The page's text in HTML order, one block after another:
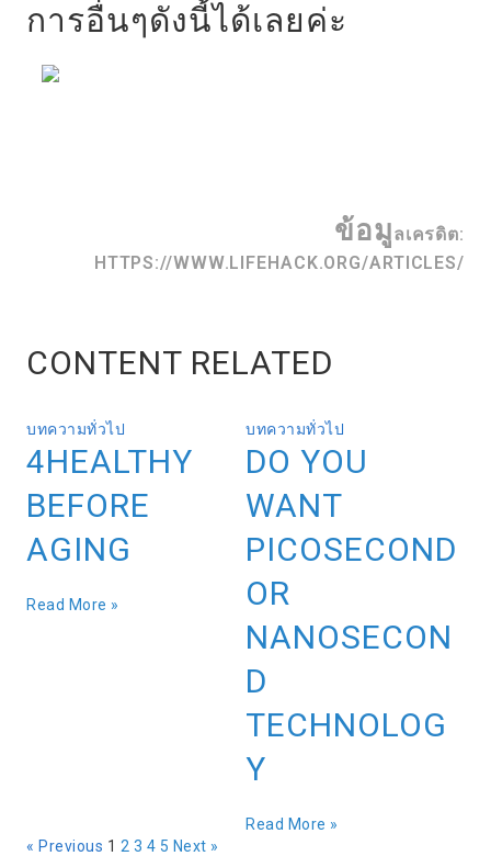
การอื่นๆดังนี้ได้เลยค่ะ
ข้อมูลเครดิต:
HTTPS://WWW.LIFEHACK.ORG/ARTICLES/
CONTENT RELATED
บทความทั่วไป
4HEALTHY
BEFORE
AGING
Read More »
บทความทั่วไป
DO YOU
WANT
PICOSECOND
OR
NANOSECON
D
TECHNOLOG
Y
Read More »
« Previous 1 2 3 4 5 Next »